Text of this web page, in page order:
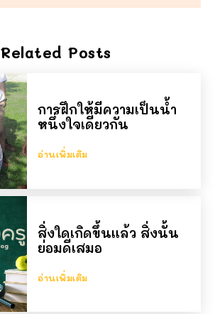
Related Posts
การฝึกให้มีความเป็นน้ำ
หนึ่งใจเดียวกัน
อ่านเพิ่มเติม
สิ่งใดเกิดขึ้นแล้ว สิ่งนั้น
ย่อมดีเสมอ
อ่านเพิ่มเติม